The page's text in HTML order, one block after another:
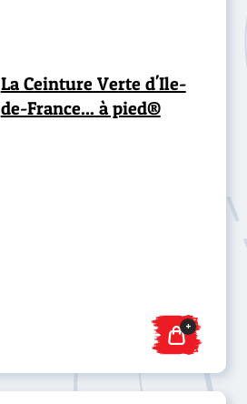
La Ceinture Verte d'Ile-
de-France... à pied®
+